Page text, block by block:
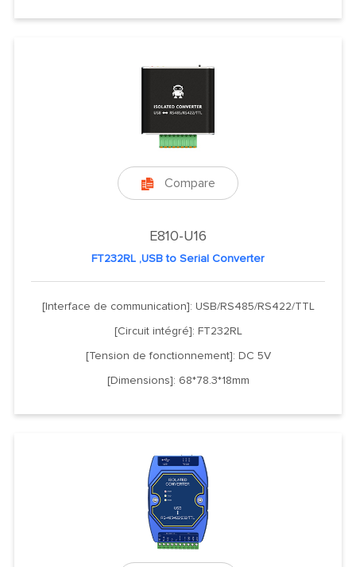
 Compare
E810-U16
FT232RL ,USB to Serial Converter
[Interface de communication]: USB/RS485/RS422/TTL
[Circuit intégré]: FT232RL
[Tension de fonctionnement]: DC 5V
[Dimensions]: 68*78.3*18mm